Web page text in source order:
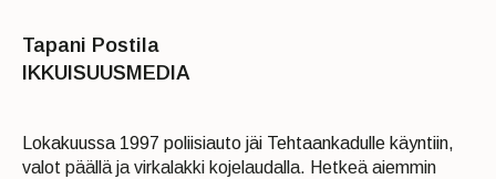
Tapani Postila
IKKUISUUSMEDIA
Lokakuussa 1997 poliisiauto jäi Tehtaankadulle käyntiin,
valot päällä ja virkalakki kojelaudalla. Hetkeä aiemmin